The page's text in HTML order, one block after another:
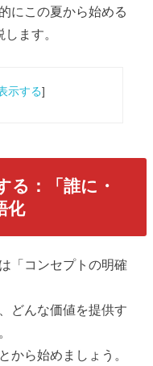
にこの夏から始める
ます。
示する]
る：「誰に・
化
「コンセプトの明確
どんな価値を提供す
から始めましょう。